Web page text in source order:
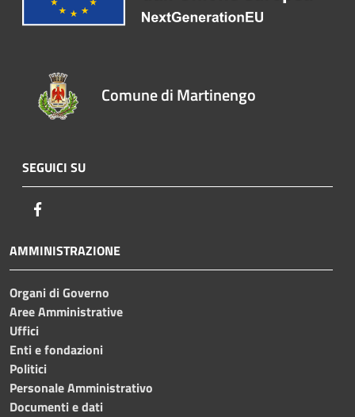
Comune di Martinengo
SEGUICI SU
AMMINISTRAZIONE
Organi di Governo
Aree Amministrative
Uffici
Enti e fondazioni
Politici
Personale Amministrativo
Documenti e dati